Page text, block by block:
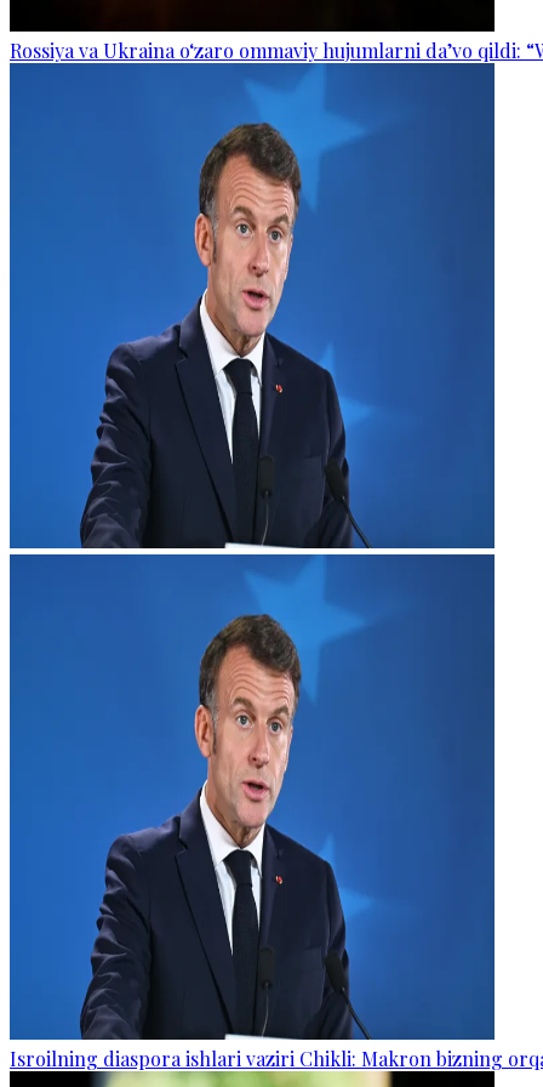
Rossiya va Ukraina o‘zaro ommaviy hujumlarni da’vo qildi:
Isroilning diaspora ishlari vaziri Chikli: Makron bizning